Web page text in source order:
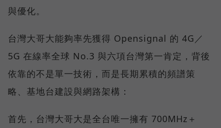
與優化。
台灣大哥大能夠率先獲得 Opensignal 的 4G／
5G 在線率全球 No.3 與六項台灣第一肯定，背後
依靠的不是單一技術，而是長期累積的頻譜策
略、基地台建設與網路架構：
首先，台灣大哥大是全台唯一擁有 700MHz＋